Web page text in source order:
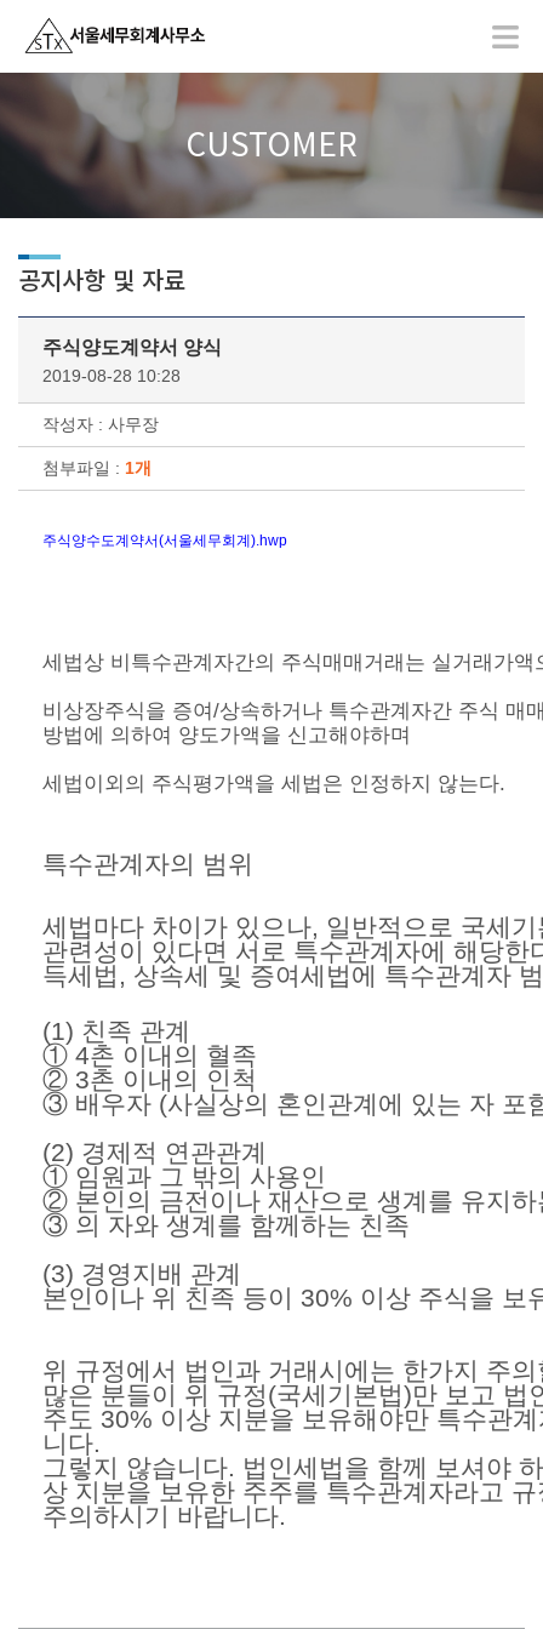
CUSTOMER
공지사항 및 자료
주식양도계약서 양식
2019-08-28 10:28
작성자 : 사무장
첨부파일 : 1개
주식양수도계약서(서울세무회계).hwp
세법상 비특수관계자간의 주식매매거래는 실거래가액
비상장주식을 증여/상속하거나 특수관계자간 주식 매
방법에 의하여 양도가액을 신고해야하며
세법이외의 주식평가액을 세법은 인정하지 않는다.
특수관계자의 범위
세법마다 차이가 있으나, 일반적으로 국세
관련성이 있다면 서로 특수관계자에 해당
득세법, 상속세 및 증여세법에 특수관계자
(1) 친족 관계
① 4촌 이내의 혈족
② 3촌 이내의 인척
③ 배우자 (사실상의 혼인관계에 있는 자 포
(2) 경제적 연관관계
① 임원과 그 밖의 사용인
② 본인의 금전이나 재산으로 생계를 유지하
③ 의 자와 생계를 함께하는 친족
(3) 경영지배 관계
본인이나 위 친족 등이 30% 이상 주식을 보
위 규정에서 법인과 거래시에는 한가지 주
많은 분들이 위 규정(국세기본법)만 보고
주도 30% 이상 지분을 보유해야만 특수관
니다.
그렇지 않습니다. 법인세법을 함께 보셔야
상 지분을 보유한 주주를 특수관계자라고 규
주의하시기 바랍니다.